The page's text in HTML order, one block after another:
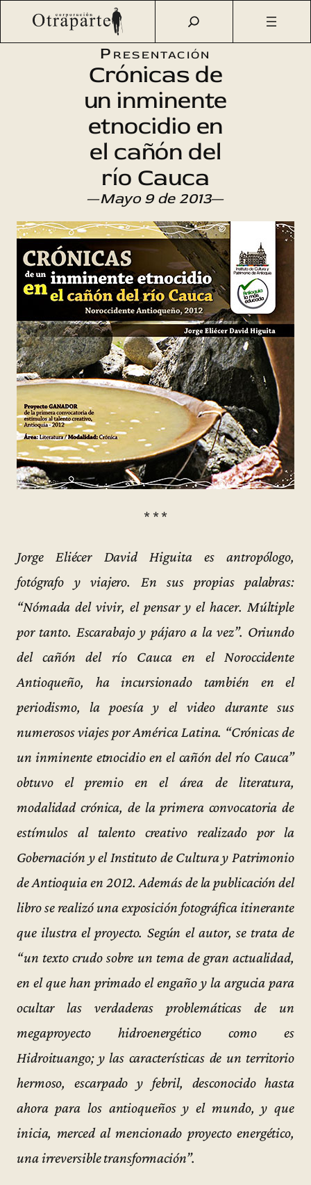
Saltar
Otraparte.org/ Agenda Cultural Literatura
Etnocidio río
Presentación
Crónicas de
un inminente
etnocidio en
el cañón del
río Cauca
—Mayo 9 de 2013—
* * *
Jorge Eliécer David Higuita es antropólogo,
fotógrafo y viajero. En sus propias palabras:
“Nómada del vivir, el pensar y el hacer. Múltiple
por tanto. Escarabajo y pájaro a la vez”. Oriundo
del cañón del río Cauca en el Noroccidente
Antioqueño, ha incursionado también en el
periodismo, la poesía y el video durante sus
numerosos viajes por América Latina. “Crónicas de
un inminente etnocidio en el cañón del río Cauca”
obtuvo el premio en el área de literatura,
modalidad crónica, de la primera convocatoria de
estímulos al talento creativo realizado por la
Gobernación y el Instituto de Cultura y Patrimonio
de Antioquia en 2012. Además de la publicación del
libro se realizó una exposición fotográfica itinerante
que ilustra el proyecto. Según el autor, se trata de
“un texto crudo sobre un tema de gran actualidad,
en el que han primado el engaño y la argucia para
ocultar las verdaderas problemáticas de un
megaproyecto hidroenergético como es
Hidroituango; y las características de un territorio
hermoso, escarpado y febril, desconocido hasta
ahora para los antioqueños y el mundo, y que
inicia, merced al mencionado proyecto energético,
una irreversible transformación”.